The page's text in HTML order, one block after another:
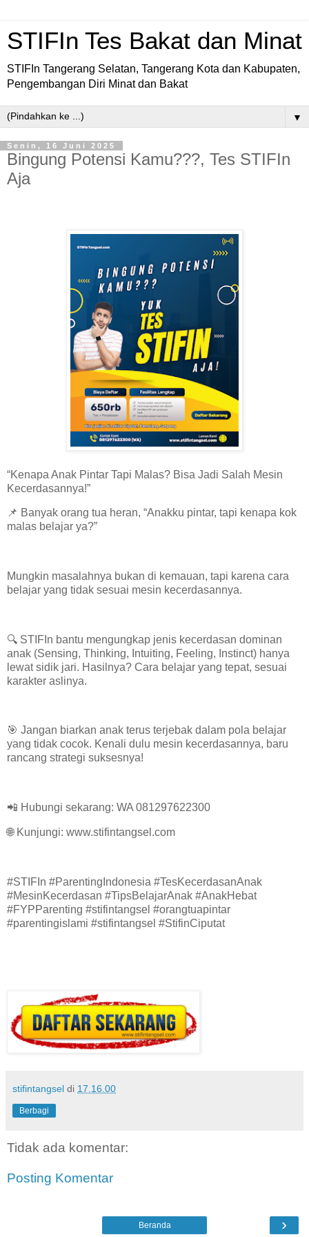
STIFIn Tes Bakat dan Minat
STIFIn Tangerang Selatan, Tangerang Kota dan Kabupaten,
Pengembangan Diri Minat dan Bakat
▼
Senin, 16 Juni 2025
Bingung Potensi Kamu???, Tes STIFIn
Aja
“Kenapa Anak Pintar Tapi Malas? Bisa Jadi Salah Mesin
Kecerdasannya!”
📌 Banyak orang tua heran, “Anakku pintar, tapi kenapa kok
malas belajar ya?”
Mungkin masalahnya bukan di kemauan, tapi karena cara
belajar yang tidak sesuai mesin kecerdasannya.
🔍 STIFIn bantu mengungkap jenis kecerdasan dominan
anak (Sensing, Thinking, Intuiting, Feeling, Instinct) hanya
lewat sidik jari. Hasilnya? Cara belajar yang tepat, sesuai
karakter aslinya.
🎯 Jangan biarkan anak terus terjebak dalam pola belajar
yang tidak cocok. Kenali dulu mesin kecerdasannya, baru
rancang strategi suksesnya!
📲 Hubungi sekarang: WA 081297622300
🌐 Kunjungi: www.stifintangsel.com
#STIFIn #ParentingIndonesia #TesKecerdasanAnak
#MesinKecerdasan #TipsBelajarAnak #AnakHebat
#FYPParenting #stifintangsel #orangtuapintar
#parentingislami #stifintangsel #StifinCiputat
stifintangsel di 17.16.00
Berbagi
Tidak ada komentar:
Posting Komentar
›
Beranda